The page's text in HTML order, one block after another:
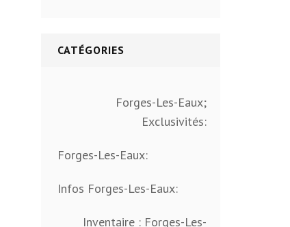
CATÉGORIES
Forges-Les-Eaux;
Exclusivités:
Forges-Les-Eaux:
Infos Forges-Les-Eaux:
Inventaire : Forges-Les-